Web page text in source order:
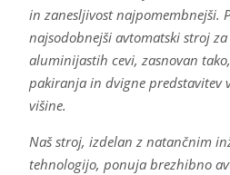
in zanesljivost najpomembnejši.
najsodobnejši avtomatski stroj
aluminijastih cevi, zasnovan
pakiranja in dvigne predstavitev
višine.
Naš stroj, izdelan z natančnim
tehnologijo, ponuja brezhibno